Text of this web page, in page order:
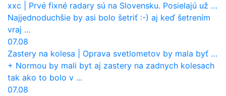
xxc
Prvé fixné radary sú na Slovensku. Posielajú už pokuty? Ukáže ich Waze?
Najjednoduchšie by asi bolo šetriť :-) aj keď šetrením
vraj ...
07.08
Zastery na kolesa
Oprava svetlometov by mala byť normou. Jeden nový dnes stojí priemerne 1251 eur!
+ Normou by mali byt aj zastery na zadnych kolesach
tak ako to bolo v ...
07.08